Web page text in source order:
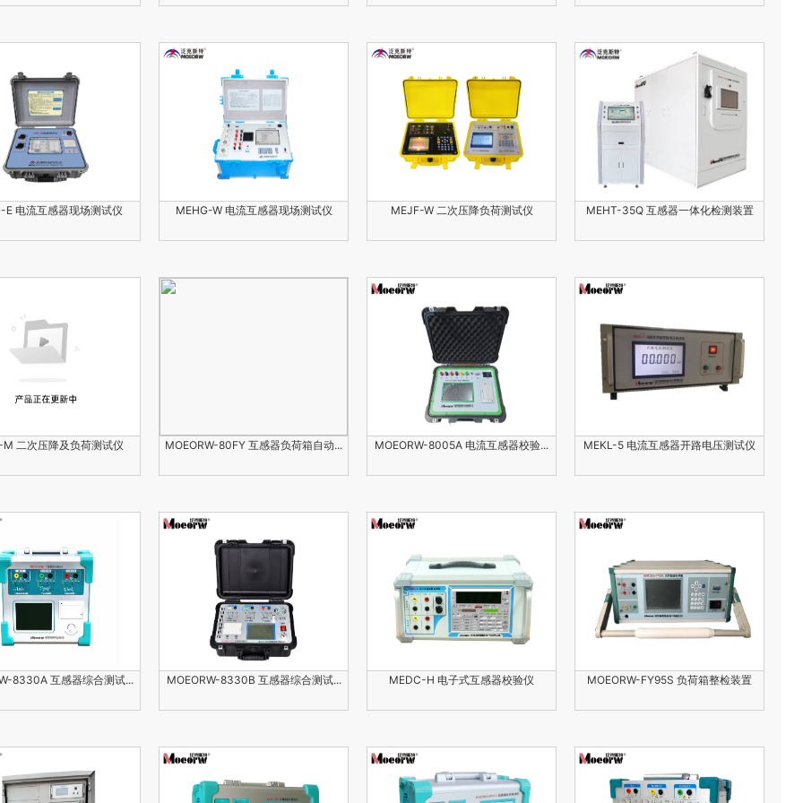
E 电流互感器现场测试仪 MEHG-W 电流互感器现场测试仪 MEJF-W 二次压降负荷测试仪 MEHT-35Q 互感器一体化检测装置
二次压降及负荷测试仪 MOEORW-80FY 互感器负荷箱自动... MOEORW-8005A 电流互感器校验... MEKL-5 电流互感器开路电压测试仪
8330A 互感器综合测试... MOEORW-8330B 互感器综合测试... MEDC-H 电子式互感器校验仪 MOEORW-FY95S 负荷箱整检装置